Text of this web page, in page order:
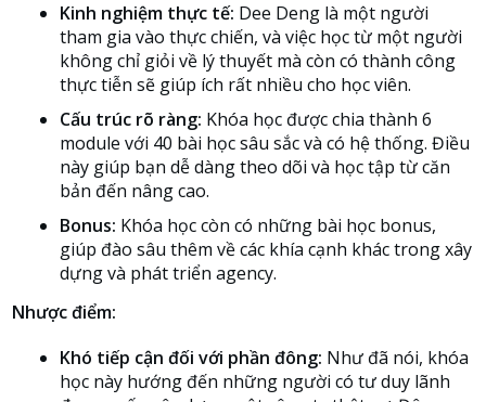
Kinh nghiệm thực tế: Dee Deng là một người
tham gia vào thực chiến, và việc học từ một người
không chỉ giỏi về lý thuyết mà còn có thành công
thực tiễn sẽ giúp ích rất nhiều cho học viên.
Cấu trúc rõ ràng: Khóa học được chia thành 6
module với 40 bài học sâu sắc và có hệ thống. Điều
này giúp bạn dễ dàng theo dõi và học tập từ căn
bản đến nâng cao.
Bonus: Khóa học còn có những bài học bonus,
giúp đào sâu thêm về các khía cạnh khác trong xây
dựng và phát triển agency.
Nhược điểm:
Khó tiếp cận đối với phần đông: Như đã nói, khóa
học này hướng đến những người có tư duy lãnh